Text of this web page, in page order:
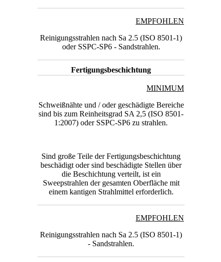
EMPFOHLEN
Reinigungsstrahlen nach Sa 2.5 (ISO 8501-1)
oder SSPC-SP6 - Sandstrahlen.
Fertigungsbeschichtung
MINIMUM
Schweißnähte und / oder geschädigte Bereiche
sind bis zum Reinheitsgrad SA 2,5 (ISO 8501-
1:2007) oder SSPC-SP6 zu strahlen.
Sind große Teile der Fertigungsbeschichtung
beschädigt oder sind beschädigte Stellen über
die Beschichtung verteilt, ist ein
Sweepstrahlen der gesamten Oberfläche mit
einem kantigen Strahlmittel erforderlich.
EMPFOHLEN
Reinigungsstrahlen nach Sa 2.5 (ISO 8501-1)
- Sandstrahlen.